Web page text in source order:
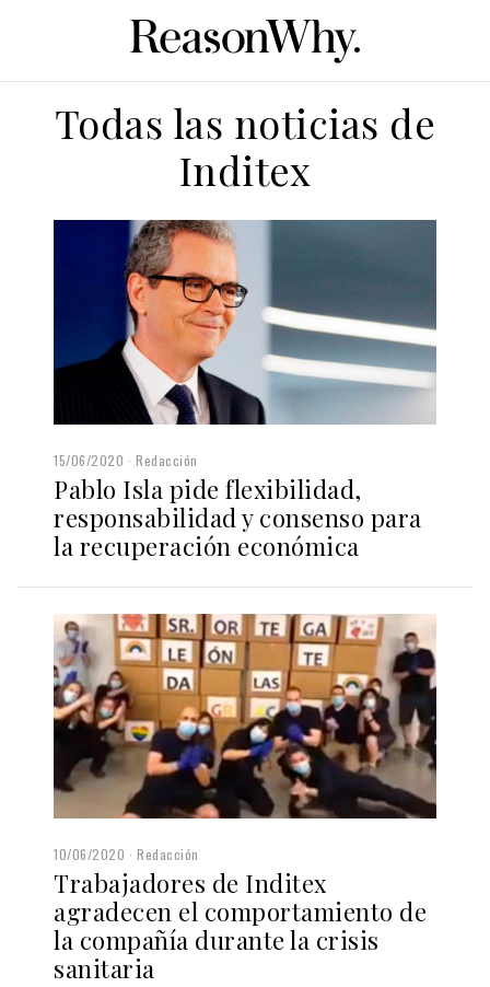
Todas las noticias de
Inditex
15/06/2020 Redacción
Pablo Isla pide flexibilidad,
responsabilidad y consenso para
la recuperación económica
10/06/2020 Redacción
Trabajadores de Inditex
agradecen el comportamiento de
la compañía durante la crisis
sanitaria